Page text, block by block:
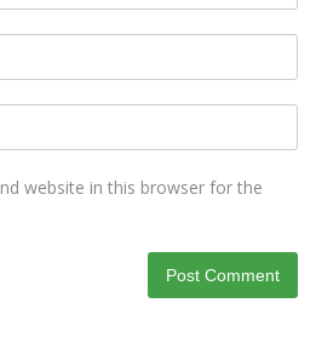
website in this browser for the